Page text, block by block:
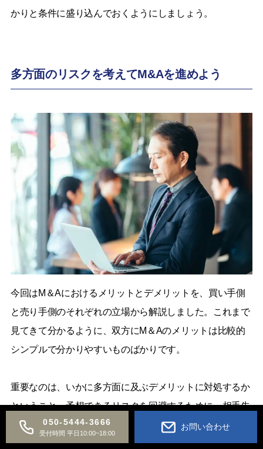
かりと条件に盛り込んでおくようにしましょう。
多方面のリスクを考えてM&Aを進めよう
今回はM＆Aにおけるメリットとデメリットを、買い手側
と売り手側のそれぞれの立場から解説しました。これまで
見てきて分かるように、双方にM＆Aのメリットは比較的
シンプルで分かりやすいものばかりです。
重要なのは、いかに多方面に及ぶデメリットに対処するか
ということ。予想できるリスクを回避するために、相手先
企業の選定から交渉の最終段階にいたるまで、しっかりと
対策を立てる必要があります。また交渉相手の企業が抱え
050-5444-3666
受付時間 平日10:00~18:00
お問い合わせ